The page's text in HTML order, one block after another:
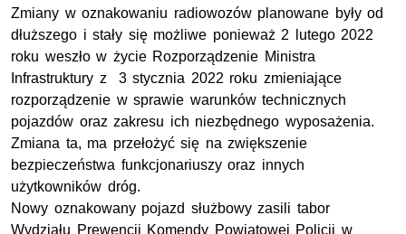
Zmiany w oznakowaniu radiowozów planowane były od
dłuższego i stały się możliwe ponieważ 2 lutego 2022
roku weszło w życie Rozporządzenie Ministra
Infrastruktury z 3 stycznia 2022 roku zmieniające
rozporządzenie w sprawie warunków technicznych
pojazdów oraz zakresu ich niezbędnego wyposażenia.
Zmiana ta, ma przełożyć się na zwiększenie
bezpieczeństwa funkcjonariuszy oraz innych
użytkowników dróg.
Nowy oznakowany pojazd służbowy zasili tabor
Wydziału Prewencji Komendy Powiatowej Policji w